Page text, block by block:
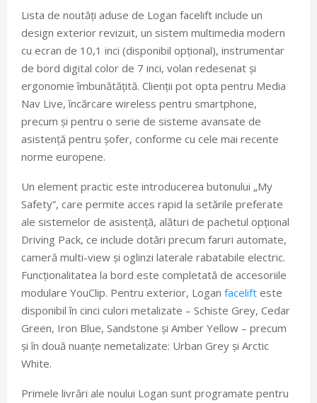
Lista de noutăți aduse de Logan facelift include un
design exterior revizuit, un sistem multimedia modern
cu ecran de 10,1 inci (disponibil opțional), instrumentar
de bord digital color de 7 inci, volan redesenat și
ergonomie îmbunătățită. Clienții pot opta pentru Media
Nav Live, încărcare wireless pentru smartphone,
precum și pentru o serie de sisteme avansate de
asistență pentru șofer, conforme cu cele mai recente
norme europene.
Un element practic este introducerea butonului „My
Safety”, care permite acces rapid la setările preferate
ale sistemelor de asistență, alături de pachetul opțional
Driving Pack, ce include dotări precum faruri automate,
cameră multi-view și oglinzi laterale rabatabile electric.
Funcționalitatea la bord este completată de accesoriile
modulare YouClip. Pentru exterior, Logan facelift este
disponibil în cinci culori metalizate – Schiste Grey, Cedar
Green, Iron Blue, Sandstone și Amber Yellow – precum
și în două nuanțe nemetalizate: Urban Grey și Arctic
White.
Primele livrări ale noului Logan sunt programate pentru